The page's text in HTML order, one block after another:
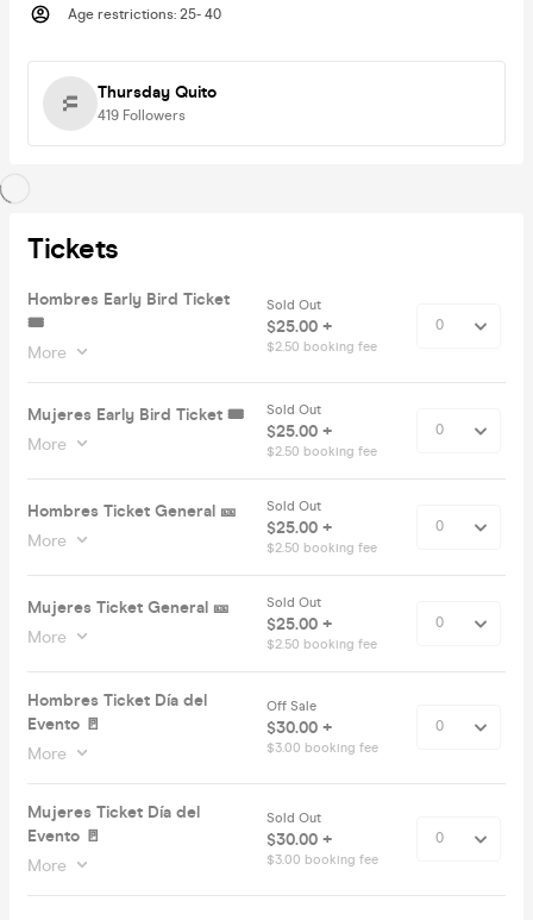
Age restrictions: 25- 40
Thursday Quito
419 Followers
Tickets
Hombres Early Bird Ticket
🎟️
More
Sold Out
$25.00 +
$2.50 booking fee
Mujeres Early Bird Ticket 🎟️
More
Sold Out
$25.00 +
$2.50 booking fee
Hombres Ticket General 🎫
More
Sold Out
$25.00 +
$2.50 booking fee
Mujeres Ticket General 🎫
More
Sold Out
$25.00 +
$2.50 booking fee
Hombres Ticket Día del
Evento 🚪
More
Off Sale
$30.00 +
$3.00 booking fee
Mujeres Ticket Día del
Evento 🚪
More
Sold Out
$30.00 +
$3.00 booking fee